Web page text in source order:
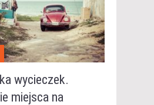
wycieczek.
miejsca na